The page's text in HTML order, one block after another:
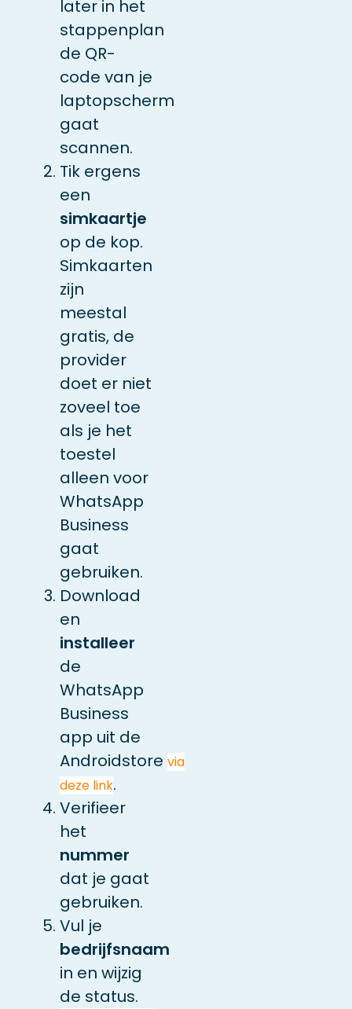
later in het
stappenplan
de QR-
code van je
laptopscherm
gaat
scannen.
Tik ergens
een
simkaartje
op de kop.
Simkaarten
zijn
meestal
gratis, de
provider
doet er niet
zoveel toe
als je het
toestel
alleen voor
WhatsApp
Business
gaat
gebruiken.
Download
en
installeer
de
WhatsApp
Business
app uit de
Androidstore via
deze link.
Verifieer
het
nummer
dat je gaat
gebruiken.
Vul je
bedrijfsnaam
in en wijzig
de status.